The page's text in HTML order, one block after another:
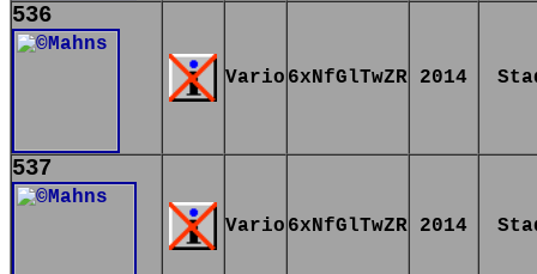
536
Vario 6xNfGlTwZR 2014
537
Vario 6xNfGlTwZR 2014